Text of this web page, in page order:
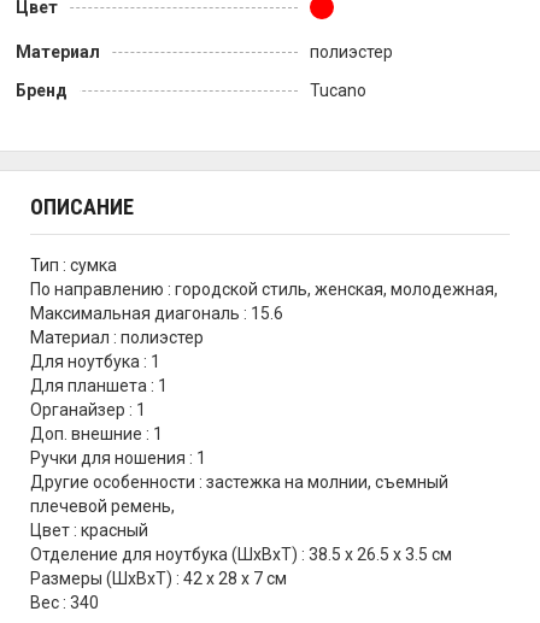
Цвет
Материал
полиэстер
Бренд
Tucano
ОПИСАНИЕ
Тип : сумка
По направлению : городской стиль, женская, молодежная,
Максимальная диагональ : 15.6
Материал : полиэстер
Для ноутбука : 1
Для планшета : 1
Органайзер : 1
Доп. внешние : 1
Ручки для ношения : 1
Другие особенности : застежка на молнии, съемный
плечевой ремень,
Цвет : красный
Отделение для ноутбука (ШхВхТ) : 38.5 х 26.5 х 3.5 см
Размеры (ШхВхТ) : 42 х 28 х 7 см
Вес : 340